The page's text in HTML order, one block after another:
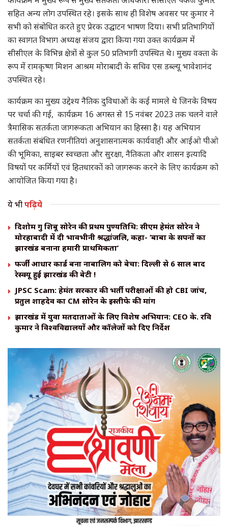
सहित अन्य लोग उपस्थित रहे। इसके साथ ही विशेष अवसर पर कुमार ने
सभी को संबोधित करते हुए प्रेरक उद्घाटन भाषण दिया। सभी प्रतिभागियों
का स्वागत विभाग अध्यक्ष संजय द्वारा किया गया उक्त कार्यक्रम में
सीसीएल के विभिन्न क्षेत्रों से कुल 50 प्रतिभागी उपस्थित थे। मुख्य वक्ता के
रूप में रामकृष्ण मिशन आश्रम मोराबादी के सचिव एस डब्ल्यू भावेशानंद
उपस्थित रहे।
कार्यक्रम का मुख्य उद्देश्य नैतिक दुविधाओं के कई मामले थे जिनके विषय
पर चर्चा की गई, कार्यक्रम 16 अगस्त से 15 नवंबर 2023 तक चलने वाले
त्रैमासिक सतर्कता जागरूकता अभियान का हिस्सा है। यह अभियान
सतर्कता संबंधित रणनीतियां अनुशासनात्मक कार्यवाही और आईओ पीओ
की भूमिका, साइबर स्वच्छता और सुरक्षा, नैतिकता और शासन इत्यादि
विषयों पर कर्मियों एवं हितधारकों को जागरूक करने के लिए कार्यक्रम को
आयोजित किया गया है।
ये भीपढ़िये
दिशोम गुरु शिबू सोरेन की प्रथम पुण्यतिथि: सीएम हेमंत सोरेन ने
मोरहाबादी में दी भावभीनी श्रद्धांजलि, कहा- ‘बाबा के सपनों का
झारखंड बनाना हमारी प्राथमिकता’
​फर्जी आधार कार्ड बना नाबालिग को बेचा: दिल्ली से 6 साल बाद
रेस्क्यू हुई झारखंड की बेटी !
JPSC Scam: हेमंत सरकार की भर्ती परीक्षाओं की हो CBI जांच,
प्रतुल शाहदेव का CM सोरेन के इस्तीफे की मांग
झारखंड में युवा मतदाताओं के लिए विशेष अभियान: CEO के. रवि
कुमार ने विश्वविद्यालयों और कॉलेजों को दिए निर्देश